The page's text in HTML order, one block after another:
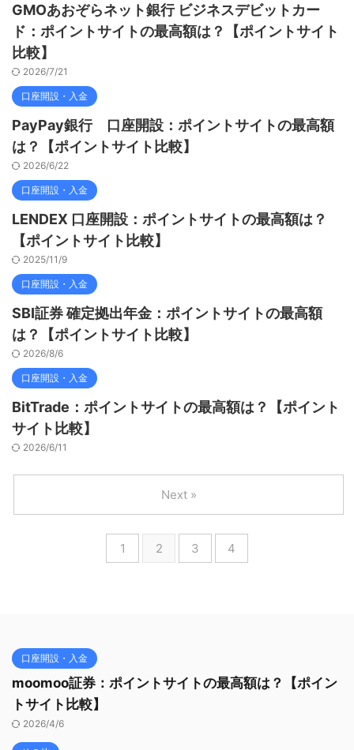
GMOあおぞらネット銀行 ビジネスデビットカー
ド：ポイントサイトの最高額は？【ポイントサイト
比較】
2026/7/21
口座開設・入金
PayPay銀行 口座開設：ポイントサイトの最高額
は？【ポイントサイト比較】
2026/6/22
口座開設・入金
LENDEX 口座開設：ポイントサイトの最高額は？
【ポイントサイト比較】
2025/11/9
口座開設・入金
SBI証券 確定拠出年金：ポイントサイトの最高額
は？【ポイントサイト比較】
2026/8/6
口座開設・入金
BitTrade：ポイントサイトの最高額は？【ポイント
サイト比較】
2026/6/11
1 2 3 4
Next »
口座開設・入金
moomoo証券：ポイントサイトの最高額は？【ポイン
トサイト比較】
2026/4/6